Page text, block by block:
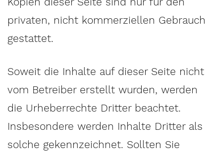
privaten, nicht kommerziellen Gebrauch
gestattet.
Soweit die Inhalte auf dieser Seite nicht
vom Betreiber erstellt wurden, werden
die Urheberrechte Dritter beachtet.
Insbesondere werden Inhalte Dritter als
solche gekennzeichnet. Sollten Sie